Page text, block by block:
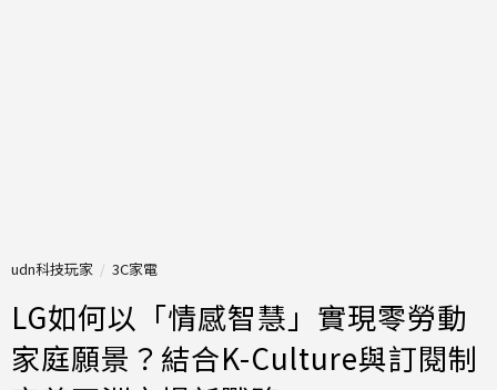
udn科技玩家 3C家電
LG如何以「情感智慧」實現零勞動
家庭願景？結合K-Culture與訂閱制